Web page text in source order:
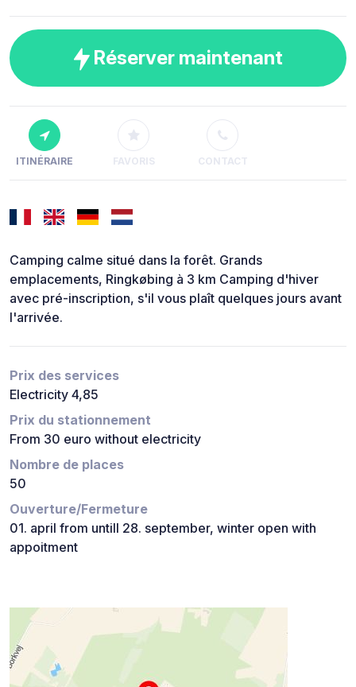
Réserver maintenant
ITINÉRAIRE FAVORIS CONTACT
Camping calme situé dans la forêt. Grands
emplacements, Ringkøbing à 3 km Camping d'hiver
avec pré-inscription, s'il vous plaît quelques jours avant
l'arrivée.
Prix des services
Electricity 4,85
Prix du stationnement
From 30 euro without electricity
Nombre de places
50
Ouverture/Fermeture
01. april from untill 28. september, winter open with
appoitment